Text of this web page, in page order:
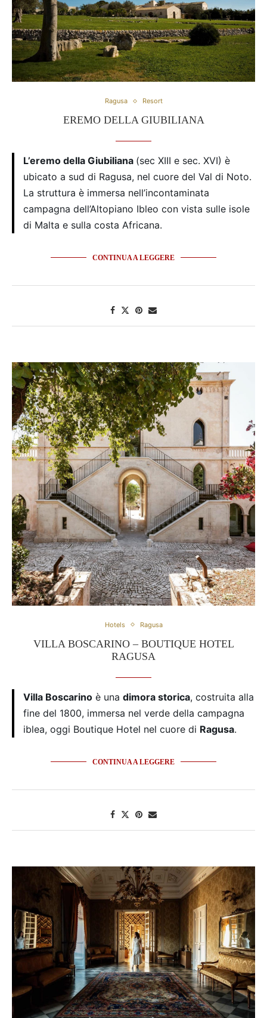
Ragusa Resort
EREMO DELLA GIUBILIANA
L’eremo della Giubiliana (sec XIII e sec. XVI) è
ubicato a sud di Ragusa, nel cuore del Val di Noto.
La struttura è immersa nell’incontaminata
campagna dell’Altopiano Ibleo con vista sulle isole
di Malta e sulla costa Africana.
CONTINUA A LEGGERE
Hotels Ragusa
VILLA BOSCARINO – BOUTIQUE HOTEL
RAGUSA
Villa Boscarino è una dimora storica, costruita alla
fine del 1800, immersa nel verde della campagna
iblea, oggi Boutique Hotel nel cuore di Ragusa.
CONTINUA A LEGGERE